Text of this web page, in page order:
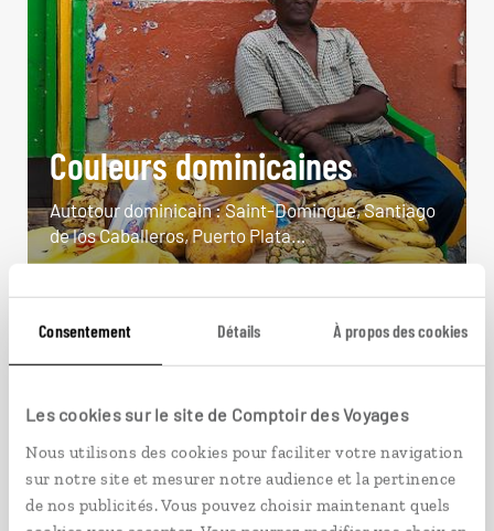
Consentement Détails À propos des cookies
Les cookies sur le site de Comptoir des Voyages
Nous utilisons des cookies pour faciliter votre navigation
sur notre site et mesurer notre audience et la pertinence
de nos publicités. Vous pouvez choisir maintenant quels
Couleurs dominicaines
Autotour dominicain : Saint-Domingue, Santiago
de los Caballeros, Puerto Plata…
VOIR NOS 5 IDÉES DE VOYAGE EN RÉPUBLIQUE
DOMINICAINE